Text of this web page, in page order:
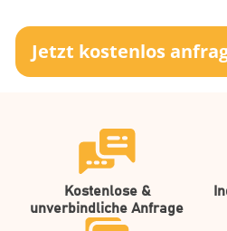
Jetzt kostenlos
Kostenlose &
unverbindliche Anfrage